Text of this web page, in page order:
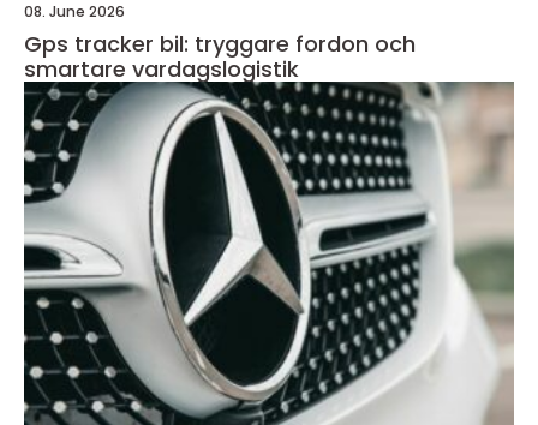
08. June 2026
Gps tracker bil: tryggare fordon och
smartare vardagslogistik